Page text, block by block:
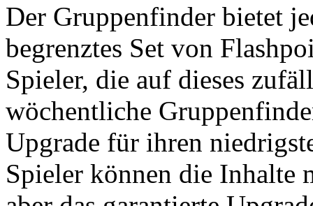
Der Gruppenfinder bietet
begrenztes Set von
Spieler, die auf dieses
wöchentliche
Upgrade für ihren
Spieler können die Inhalte